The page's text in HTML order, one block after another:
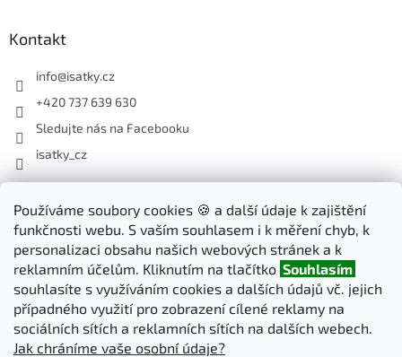
Používáme soubory cookies 🍪 a další údaje k zajištění
funkčnosti webu. S vaším souhlasem i k měření chyb, k
personalizaci obsahu našich webových stránek a k
reklamním účelům. Kliknutím na tlačítko Souhlasím
souhlasíte s využíváním cookies a dalších údajů vč. jejich
případného využití pro zobrazení cílené reklamy na
sociálních sítích a reklamních sítích na dalších webech.
Jak chráníme vaše osobní údaje?
Kontakt
info@isatky.cz
+420 737 639 630
Sledujte nás na Facebooku
isatky_cz
Odebírat newsletter
Vložte svůj e-mail a my vám budeme zasílat informace o nových
produktech na našem e-shopu.
E-mail
PŘIHLÁSIT SE